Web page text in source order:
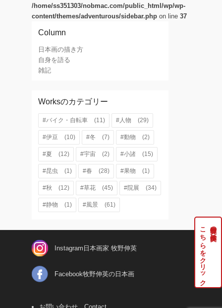
/home/ss351303/nobmac.com/public_html/wp/wp-
content/themes/adventurous/sidebar.php on line 37
Column
日本画の描き方
自身を語る
雑記
Worksのカテゴリー
#バイク・自転車 (11) #人物 (29)
#伊豆 (10) #冬 (7) #動物 (2)
#夏 (12) #宇宙 (2) #小諸 (15)
#昆虫 (1) #春 (28) #果物 (1)
#秋 (12) #草花 (45) #院展 (34)
#静物 (1) #風景 (61)
牧野伸英の実作品は
こちらをクリック
Instagram日本画家 牧野伸英
Facebook牧野伸英の日本画